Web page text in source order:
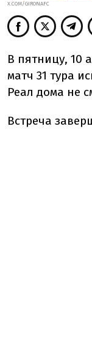
X.COM/GIRONAFC
В пятницу, 10
матч 31 тура
Реал дома не
Встреча